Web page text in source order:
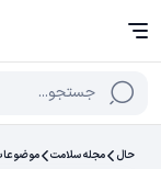
جستجو...
حال مجله سلامت